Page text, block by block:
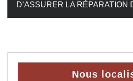
D’ASSURER LA RÉPARATION
Nous